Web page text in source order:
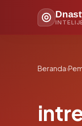
Beranda›